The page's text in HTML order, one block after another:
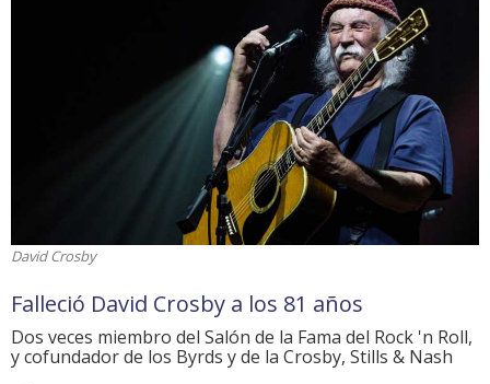
David Crosby
Falleció David Crosby a los 81 años
Dos veces miembro del Salón de la Fama del Rock 'n Roll,
y cofundador de los Byrds y de la Crosby, Stills & Nash